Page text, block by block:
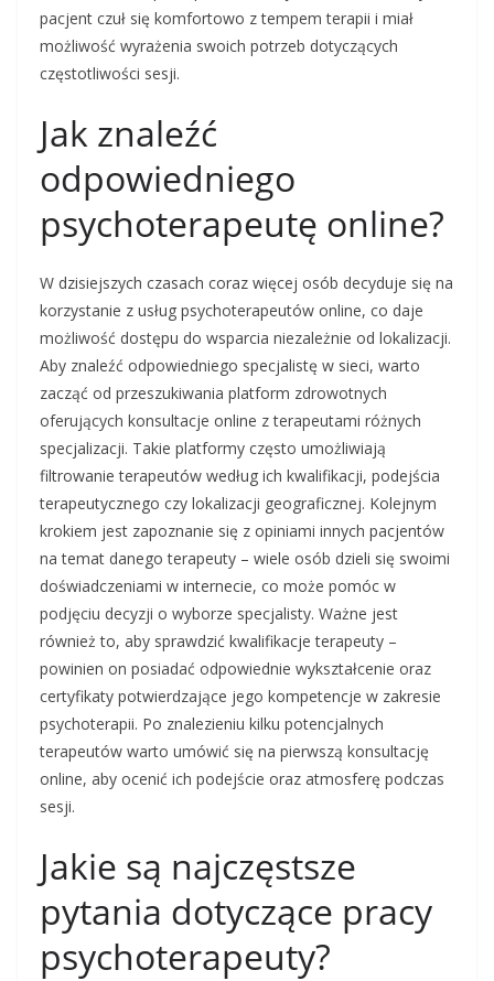
pacjent czuł się komfortowo z tempem terapii i miał
możliwość wyrażenia swoich potrzeb dotyczących
częstotliwości sesji.
Jak znaleźć
odpowiedniego
psychoterapeutę online?
W dzisiejszych czasach coraz więcej osób decyduje się na
korzystanie z usług psychoterapeutów online, co daje
możliwość dostępu do wsparcia niezależnie od lokalizacji.
Aby znaleźć odpowiedniego specjalistę w sieci, warto
zacząć od przeszukiwania platform zdrowotnych
oferujących konsultacje online z terapeutami różnych
specjalizacji. Takie platformy często umożliwiają
filtrowanie terapeutów według ich kwalifikacji, podejścia
terapeutycznego czy lokalizacji geograficznej. Kolejnym
krokiem jest zapoznanie się z opiniami innych pacjentów
na temat danego terapeuty – wiele osób dzieli się swoimi
doświadczeniami w internecie, co może pomóc w
podjęciu decyzji o wyborze specjalisty. Ważne jest
również to, aby sprawdzić kwalifikacje terapeuty –
powinien on posiadać odpowiednie wykształcenie oraz
certyfikaty potwierdzające jego kompetencje w zakresie
psychoterapii. Po znalezieniu kilku potencjalnych
terapeutów warto umówić się na pierwszą konsultację
online, aby ocenić ich podejście oraz atmosferę podczas
sesji.
Jakie są najczęstsze
pytania dotyczące pracy
psychoterapeuty?